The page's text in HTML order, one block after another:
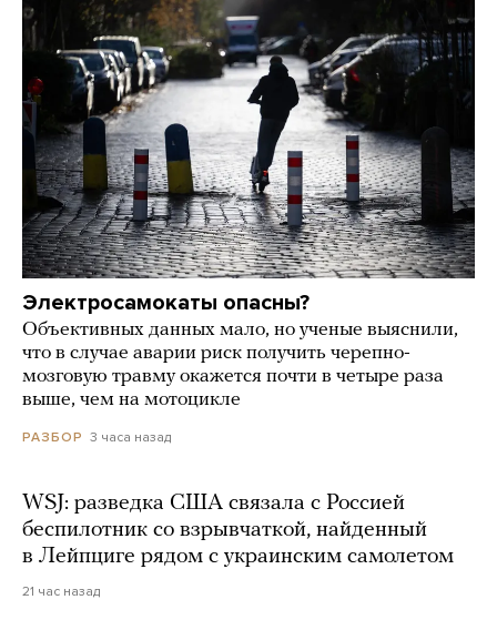
Электросамокаты опасны?
Объективных данных мало, но ученые выяснили,
что в случае аварии риск получить черепно-
мозговую травму окажется почти в четыре раза
выше, чем на мотоцикле
РАЗБОР 3 часа назад
WSJ: разведка США связала с Россией
беспилотник со взрывчаткой, найденный
в Лейпциге рядом с украинским самолетом
21 час назад